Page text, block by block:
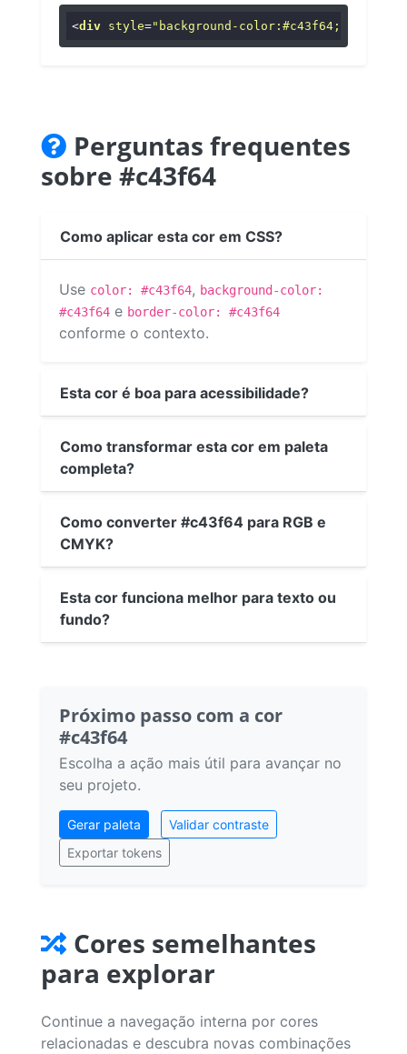
<div style="background-color:#c43f64;"
Perguntas frequentes
sobre #c43f64
Como aplicar esta cor em CSS?
Use color: #c43f64, background-color:
#c43f64 e border-color: #c43f64
conforme o contexto.
Esta cor é boa para acessibilidade?
Como transformar esta cor em paleta
completa?
Como converter #c43f64 para RGB e
CMYK?
Esta cor funciona melhor para texto ou
fundo?
Próximo passo com a cor
#c43f64
Escolha a ação mais útil para avançar no
seu projeto.
Gerar paleta
Validar contraste
Exportar tokens
Cores semelhantes
para explorar
Continue a navegação interna por cores
relacionadas e descubra novas combinações